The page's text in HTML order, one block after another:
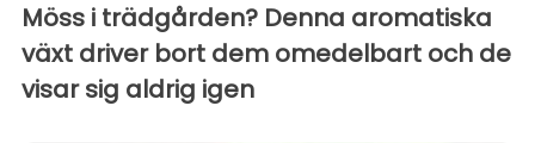
Möss i trädgården? Denna aromatiska
växt driver bort dem omedelbart och de
visar sig aldrig igen